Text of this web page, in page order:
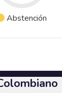
Abstención